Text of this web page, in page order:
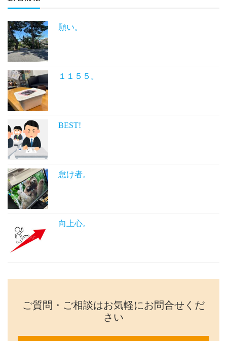
願い。
１１５５。
BEST!
怠け者。
向上心。
ご質問・ご相談はお気軽にお問合せくだ
さい